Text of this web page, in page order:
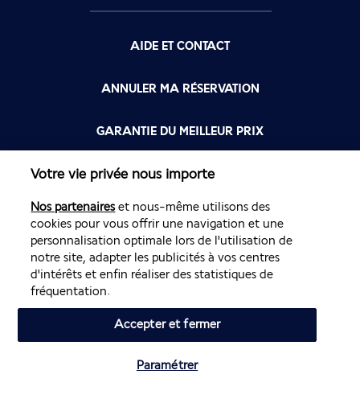
AIDE ET CONTACT
ANNULER MA RÉSERVATION
GARANTIE DU MEILLEUR PRIX
FLYING BLUE
FLEXIBILITÉ
Site édité par PerfectStay.com en partenariat avec Air France. Les
ventes sont réalisées par PerfectStay.com
Votre vie privée nous importe
Nos partenaireset nous-même utilisons des
cookies pour vous offrir une navigation et une
personnalisation optimale lors de l'utilisation de
notre site, adapter les publicités à vos centres
d'intérêts et enfin réaliser des statistiques de
fréquentation.
Paramétrer
Accepter et fermer